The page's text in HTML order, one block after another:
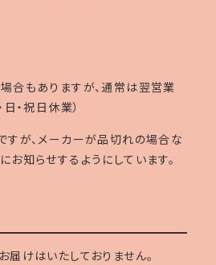
合もありますが、通常は翌営業
・祝日休業）
が、メーカーが品切れの場合な
知らせするようにしています。
けはいたしておりません。